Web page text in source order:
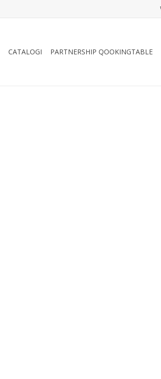
CATALOGI PARTNERSHIP QOOKINGTABLE